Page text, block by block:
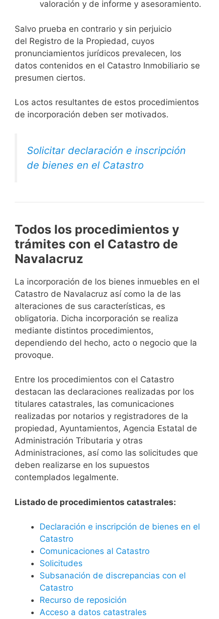
valoración y de informe y asesoramiento.
Salvo prueba en contrario y sin perjuicio
del Registro de la Propiedad, cuyos
pronunciamientos jurídicos prevalecen, los
datos contenidos en el Catastro Inmobiliario se
presumen ciertos.
Los actos resultantes de estos procedimientos
de incorporación deben ser motivados.
Solicitar declaración e inscripción
de bienes en el Catastro
Todos los procedimientos y
trámites con el Catastro de
Navalacruz
La incorporación de los bienes inmuebles en el
Catastro de Navalacruz así como la de las
alteraciones de sus características, es
obligatoria. Dicha incorporación se realiza
mediante distintos procedimientos,
dependiendo del hecho, acto o negocio que la
provoque.
Entre los procedimientos con el Catastro
destacan las declaraciones realizadas por los
titulares catastrales, las comunicaciones
realizadas por notarios y registradores de la
propiedad, Ayuntamientos, Agencia Estatal de
Administración Tributaria y otras
Administraciones, así como las solicitudes que
deben realizarse en los supuestos
contemplados legalmente.
Listado de procedimientos catastrales:
Declaración e inscripción de bienes en el
Catastro
Comunicaciones al Catastro
Solicitudes
Subsanación de discrepancias con el
Catastro
Recurso de reposición
Acceso a datos catastrales